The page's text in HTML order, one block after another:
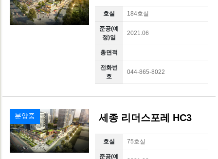
호실 184호실
준공(예
정)일
2021.06
총면적
전화번
호
044-865-8022
분양중 세종 리더스포레 HC3
호실 75호실
준공(예